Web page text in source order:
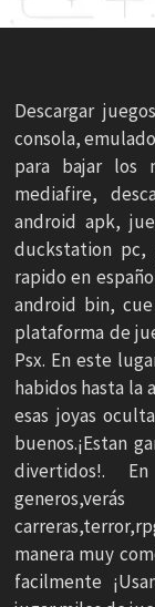
Descargar
consola,
para bajar los
mediafire,
android apk,
duckstation pc,
rapido en
android bin,
plataforma de
Psx. En este
habidos hasta la
esas joyas
buenos.¡Estan
divertidos!.
manera muy
facilmente